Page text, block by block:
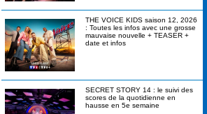
THE VOICE KIDS saison 12, 2026
: Toutes les infos avec une grosse
mauvaise nouvelle + TEASER +
date et infos
SECRET STORY 14 : le suivi des
scores de la quotidienne en
hausse en 5e semaine